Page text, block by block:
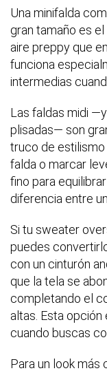
Una minifalda
gran tamaño es
aire preppy que
funciona
intermedias
Las faldas midi
plisadas— son
truco de
falda o marcar
fino para
diferencia entre
Si tu sweater
puedes
con un cinturón
que la tela se
completando el
altas. Esta
cuando buscas
Para un look más